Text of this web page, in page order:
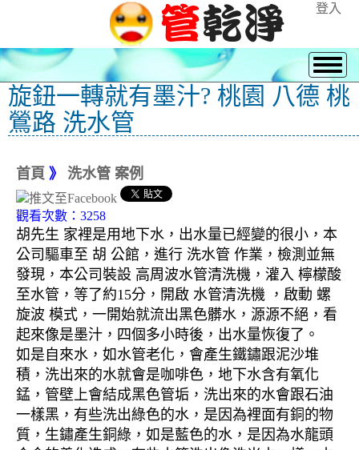
登入
旋鈕一轉就有墨汁? 桃園 八德 桃
鶯路 洗水管
首頁 》 洗水管 案例
觀看次數：3258
胡先生 家裡是用地下水，出水量已經變的很小，本
公司驅車至 胡 公館，進行 洗水管 作業，檢測並無
發現，本公司裝設 高周波水管清洗機，灌入 檸檬酸
至水管，等了約15分，開啟 水管清洗機 ，啟動 螺
旋波 模式，一開始就流出黑色髒水，源源不絕，看
起來像是墨汁，四個多小時後，出水量恢復了。
如是自來水，如水管老化，會產生鐵鏽跟泥沙堆
積，洗出來的水就會是咖啡色，地下水含有氧化
錳，管壁上會結成黑色管垢，洗出來的水會跟石油
一樣黑，有些洗出綠色的水，是因為裡面有銅的物
質，生鏽產生銅綠，如是藍色的水，是因為水龍頭